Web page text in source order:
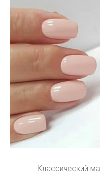
Классический